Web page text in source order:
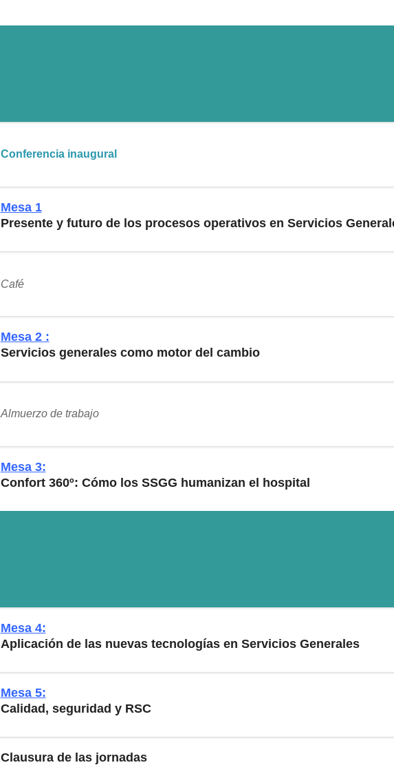
Conferencia inaugural
Mesa 1
Presente y futuro de los procesos operativos en Servicios
Café
Mesa 2 :
Servicios generales como motor del cambio
Almuerzo de trabajo
Mesa 3:
Confort 360º: Cómo los SSGG humanizan el hospital
Mesa 4:
Aplicación de las nuevas tecnologías en Servicios Generales
Mesa 5:
Calidad, seguridad y RSC
Clausura de las jornadas